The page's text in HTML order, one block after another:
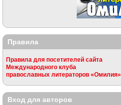
Правила
Правила для посетителей сайта
Международного клуба
православных литераторов «Омилия»
Вход для авторов